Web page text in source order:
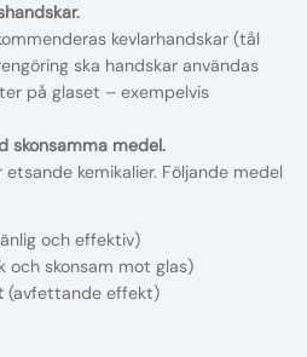
kevlarhandskar (tål
ska handskar användas
på glaset – exempelvis
skonsamma medel.
etsande kemikalier. Följande medel
och effektiv)
och skonsam mot glas)
(avfettande effekt)